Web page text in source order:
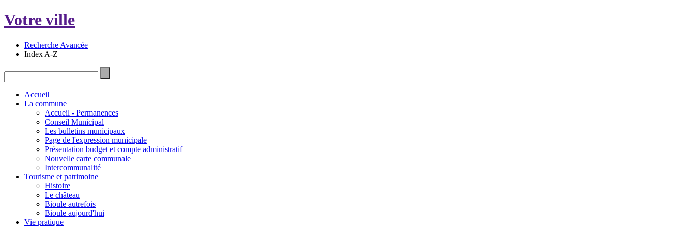
Votre ville
Recherche Avancée
Index A-Z
Accueil
La commune
Accueil - Permanences
Conseil Municipal
Les bulletins municipaux
Page de l'expression municipale
Présentation budget et compte administratif
Nouvelle carte communale
Intercommunalité
Tourisme et patrimoine
Histoire
Le château
Bioule autrefois
Bioule aujourd'hui
Vie pratique